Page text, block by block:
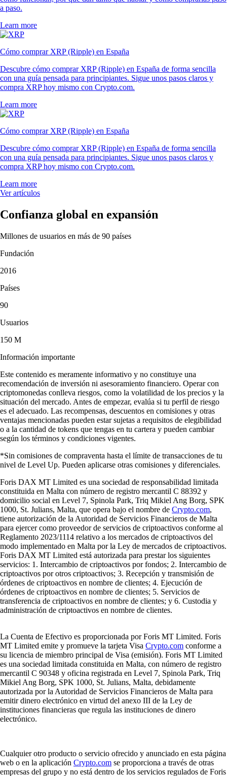
a paso.
Learn more
Cómo comprar XRP (Ripple) en España
Descubre cómo comprar XRP (Ripple) en España de forma sencilla
con una guía pensada para principiantes. Sigue unos pasos claros y
compra XRP hoy mismo con Crypto.com.
Learn more
Cómo comprar XRP (Ripple) en España
Descubre cómo comprar XRP (Ripple) en España de forma sencilla
con una guía pensada para principiantes. Sigue unos pasos claros y
compra XRP hoy mismo con Crypto.com.
Learn more
Ver artículos
Confianza global en expansión
Millones de usuarios en más de 90 países
Fundación
2016
Países
90
Usuarios
150 M
Información importante
Este contenido es meramente informativo y no constituye una
recomendación de inversión ni asesoramiento financiero. Operar con
criptomonedas conlleva riesgos, como la volatilidad de los precios y la
situación del mercado. Antes de empezar, evalúa si tu perfil de riesgo
es el adecuado. Las recompensas, descuentos en comisiones y otras
ventajas mencionadas pueden estar sujetas a requisitos de elegibilidad
o a la cantidad de tokens que tengas en tu cartera y pueden cambiar
según los términos y condiciones vigentes.
*Sin comisiones de compraventa hasta el límite de transacciones de tu
nivel de Level Up. Pueden aplicarse otras comisiones y diferenciales.
Foris DAX MT Limited es una sociedad de responsabilidad limitada
constituida en Malta con número de registro mercantil C 88392 y
domicilio social en Level 7, Spinola Park, Triq Mikiel Ang Borg, SPK
1000, St. Julians, Malta, que opera bajo el nombre de Crypto.com,
tiene autorización de la Autoridad de Servicios Financieros de Malta
para ejercer como proveedor de servicios de criptoactivos conforme al
Reglamento 2023/1114 relativo a los mercados de criptoactivos del
modo implementado en Malta por la Ley de mercados de criptoactivos.
Foris DAX MT Limited está autorizada para prestar los siguientes
servicios: 1. Intercambio de criptoactivos por fondos; 2. Intercambio de
criptoactivos por otros criptoactivos; 3. Recepción y transmisión de
órdenes de criptoactivos en nombre de clientes; 4. Ejecución de
órdenes de criptoactivos en nombre de clientes; 5. Servicios de
transferencia de criptoactivos en nombre de clientes; y 6. Custodia y
administración de criptoactivos en nombre de clientes.
La Cuenta de Efectivo es proporcionada por Foris MT Limited. Foris
MT Limited emite y promueve la tarjeta Visa Crypto.com conforme a
su licencia de miembro principal de Visa (emisión). Foris MT Limited
es una sociedad limitada constituida en Malta, con número de registro
mercantil C 90348 y oficina registrada en Level 7, Spinola Park, Triq
Mikiel Ang Borg, SPK 1000, St. Julians, Malta, debidamente
autorizada por la Autoridad de Servicios Financieros de Malta para
emitir dinero electrónico en virtud del anexo III de la Ley de
instituciones financieras que regula las instituciones de dinero
electrónico.
Cualquier otro producto o servicio ofrecido y anunciado en esta página
web o en la aplicación Crypto.com se proporciona a través de otras
empresas del grupo y no está dentro de los servicios regulados de Foris